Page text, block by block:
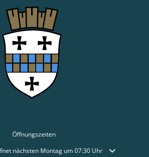
Öffnungszeiten
Öffnungs- oder Schließzeiten auszublenden
nächsten Montag um 07:30 Uhr